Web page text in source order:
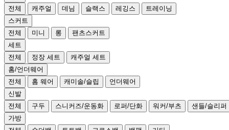
전체
캐주얼 데님 슬랙스 레깅스
트레이닝
스커트
전체
미니 롱
팬츠스커트
세트
전체
정장 세트
캐주얼 세트
홈/언더웨어
전체
홈 웨어 캐미솔/슬립
언더웨어
신발
전체
구두 스니커즈/운동화 로퍼/단화 워커/부츠
샌들/슬리퍼
가방